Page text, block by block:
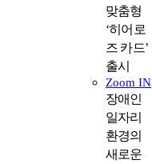
맞춤형
‘히어로
즈 카드’
출시
Zoom IN
장애인
일자리
환경의
새로운